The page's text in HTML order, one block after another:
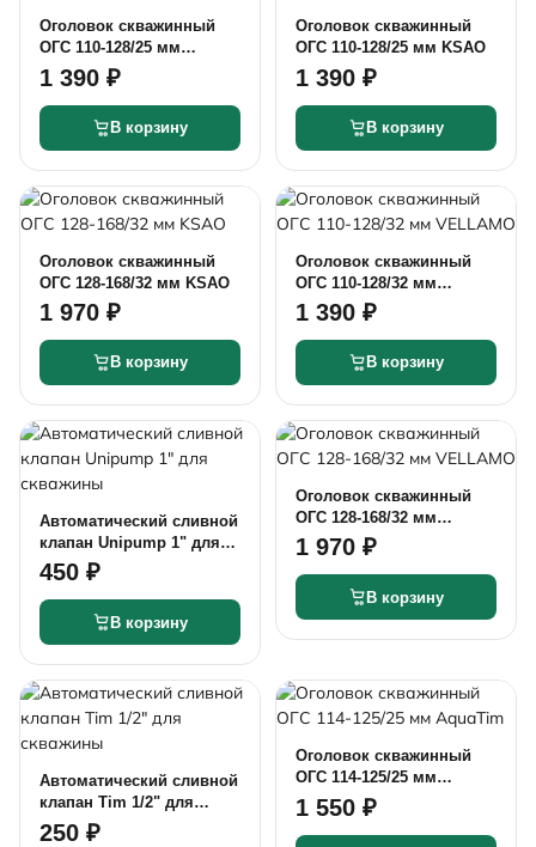
Оголовок скважинный
ОГС 110-128/25 мм
VELLAMO
1 390 ₽
В корзину
Оголовок скважинный
ОГС 110-128/25 мм KSAO
1 390 ₽
В корзину
Оголовок скважинный
ОГС 128-168/32 мм KSAO
1 970 ₽
В корзину
Оголовок скважинный
ОГС 110-128/32 мм
VELLAMO
1 390 ₽
В корзину
Автоматический сливной
клапан Unipump 1" для
скважины
450 ₽
В корзину
Оголовок скважинный
ОГС 128-168/32 мм
VELLAMO
1 970 ₽
В корзину
Автоматический сливной
клапан Tim 1/2" для
скважины
250 ₽
Оголовок скважинный
ОГС 114-125/25 мм
AquaTim
1 550 ₽